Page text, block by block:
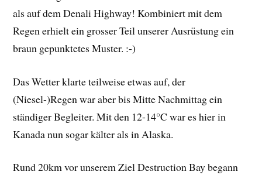
als auf dem Denali Highway! Kombiniert mit dem
Regen erhielt ein grosser Teil unserer Ausrüstung ein
braun gepunktetes Muster. :-)
Das Wetter klarte teilweise etwas auf, der
(Niesel-)Regen war aber bis Mitte Nachmittag ein
ständiger Begleiter. Mit den 12-14°C war es hier in
Kanada nun sogar kälter als in Alaska.
Rund 20km vor unserem Ziel Destruction Bay begann